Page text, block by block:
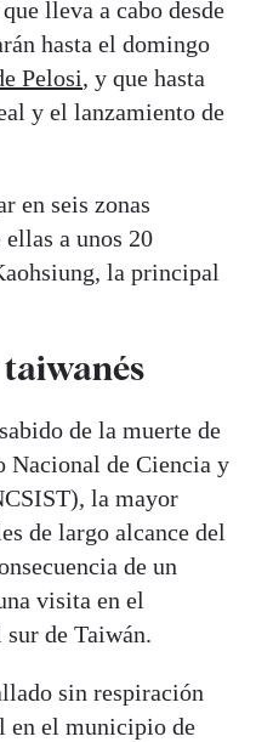
lleva a cabo desde
hasta el domingo
Pelosi, y que hasta
y el lanzamiento de
en seis zonas
a unos 20
la principal
de la muerte de
Nacional de Ciencia y
la mayor
de largo alcance del
de un
visita en el
sur de Taiwán.
sin respiración
en el municipio de